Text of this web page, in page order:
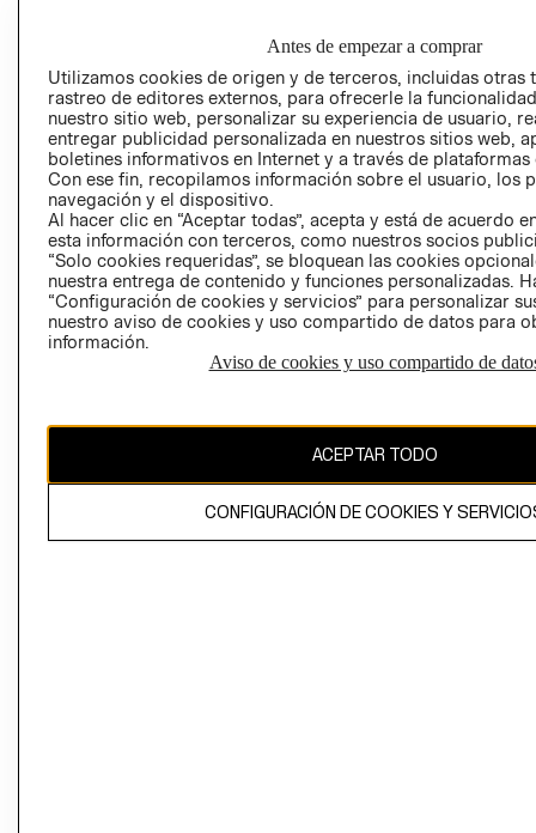
GIFT CARD
AVISO DE
Perú (S/)
CAMBIAR REGIÓN
propiedad de H&M Hennes & Mauritz AB
Antes de empezar a comprar
Utilizamos cookies de origen y de terceros, incluidas otras
rastreo de editores externos, para ofrecerle la
nuestro sitio web, personalizar su experiencia de usuario,
entregar publicidad personalizada en nuestros sitios web,
boletines informativos en Internet y a través de plataformas
Con ese fin, recopilamos información sobre el usuario, los
navegación y el dispositivo.
Al hacer clic en “Aceptar todas”, acepta y está de acuerdo
esta información con terceros, como nuestros socios
“Solo cookies requeridas”, se bloquean las cookies
nuestra entrega de contenido y funciones personalizadas.
“Configuración de cookies y servicios” para personalizar
nuestro aviso de cookies y uso compartido de datos para
información.
Aviso de cookies y uso compartido de
ACEPTAR TODO
CONFIGURACIÓN DE COOKIES Y